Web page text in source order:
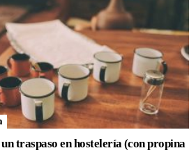
traspaso en hostelería (con propina